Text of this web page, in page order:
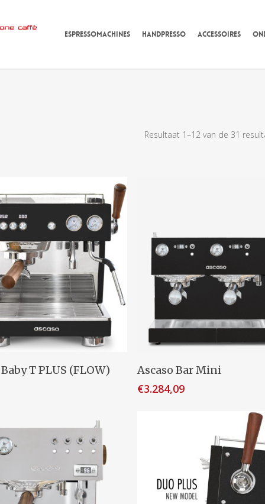
ESPRESSOMACHINES HANDPRESSO ACCESSOIRES
Resultaat 1–12 van de 31
Lees Verder
T PLUS (FLOW) Toevoegen Aan
Ascaso Bar Mini
€3.284,09